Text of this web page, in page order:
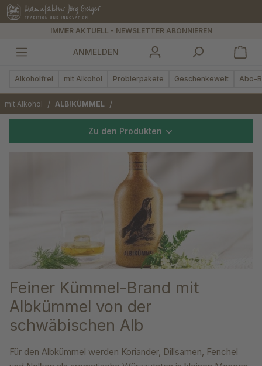
springen
IMMER AKTUELL - NEWSLETTER ABONNIEREN
ANMELDEN
Alkoholfrei mit Alkohol Probierpakete Geschenkewelt Abo-
mit Alkohol / ALB!KÜMMEL /
Zu den Produkten
Feiner Kümmel-Brand mit
Albkümmel von der
schwäbischen Alb
Für den Albkümmel werden Koriander, Dillsamen, Fenchel